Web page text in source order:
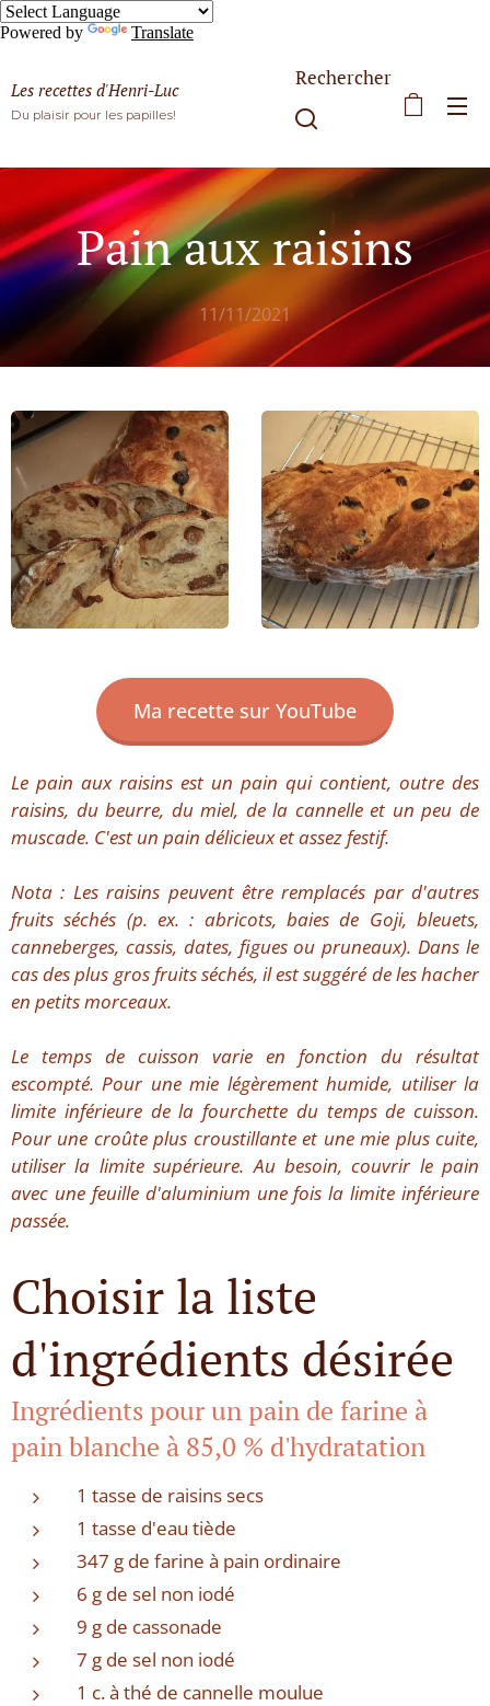
Powered by Translate
Les recettes d'Henri-Luc
Du plaisir pour les papilles!
Rechercher
Pain aux raisins
11/11/2021
Ma recette sur YouTube
Le pain aux raisins est un pain qui contient, outre des
raisins, du beurre, du miel, de la cannelle et un peu de
muscade. C'est un pain délicieux et assez festif.
Nota : Les raisins peuvent être remplacés par d'autres
fruits séchés (p. ex. : abricots, baies de Goji, bleuets,
canneberges, cassis, dates, figues ou pruneaux). Dans le
cas des plus gros fruits séchés, il est suggéré de les hacher
en petits morceaux.
Le temps de cuisson varie en fonction du résultat
escompté. Pour une mie légèrement humide, utiliser la
limite inférieure de la fourchette du temps de cuisson.
Pour une croûte plus croustillante et une mie plus cuite,
utiliser la limite supérieure. Au besoin, couvrir le pain
avec une feuille d'aluminium une fois la limite inférieure
passée.
Choisir la liste
d'ingrédients désirée
Ingrédients pour un pain de farine à
pain blanche à 85,0 % d'hydratation
1 tasse de raisins secs
1 tasse d'eau tiède
347 g de farine à pain ordinaire
6 g de sel non iodé
9 g de cassonade
7 g de sel non iodé
1 c. à thé de cannelle moulue